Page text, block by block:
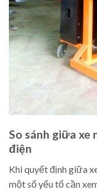
So sánh giữa xe
điện
Khi quyết định giữa
một số yếu tố cần